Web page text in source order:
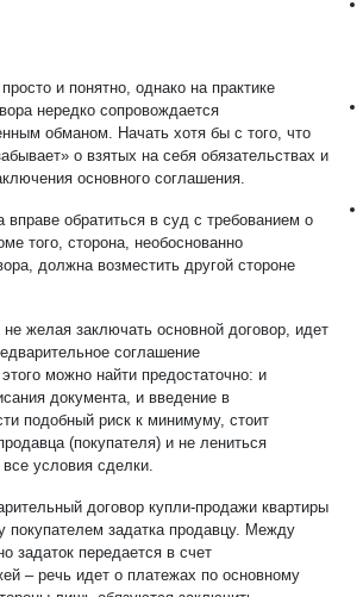
и понятно, однако на практике
нередко сопровождается
обманом. Начать хотя бы с того, что
о взятых на себя обязательствах и
основного соглашения.
обратиться в суд с требованием о
того, сторона, необоснованно
должна возместить другой стороне
желая заключать основной договор, идет
соглашение
можно найти предостаточно: и
документа, и введение в
подобный риск к минимуму, стоит
(покупателя) и не лениться
условия сделки.
договор купли-продажи квартиры
покупателем задатка продавцу. Между
задаток передается в счет
– речь идет о платежах по основному